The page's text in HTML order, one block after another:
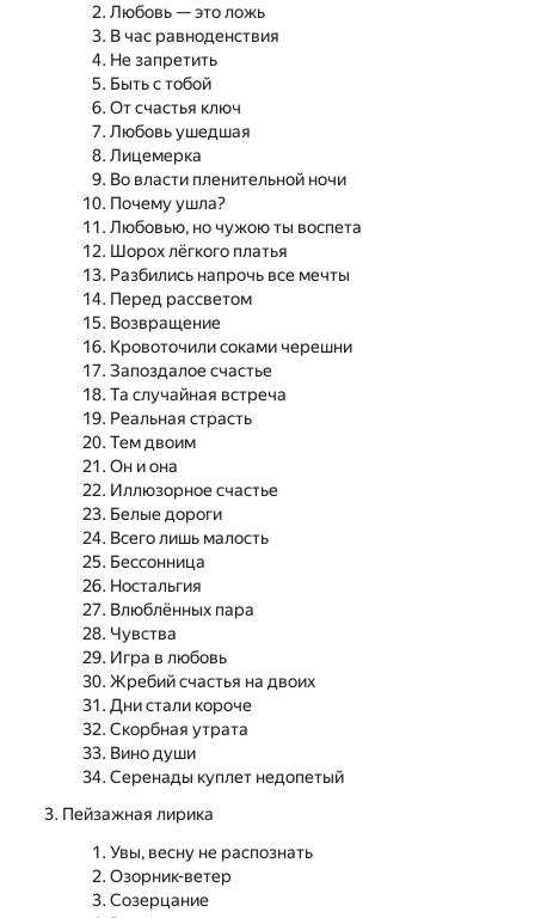
Любовь — это ложь
В час равноденствия
Не запретить
Быть с тобой
От счастья ключ
Любовь ушедшая
Лицемерка
Во власти пленительной ночи
Почему ушла?
Любовью, но чужою ты воспета
Шорох лёгкого платья
Разбились напрочь все мечты
Перед рассветом
Возвращение
Кровоточили соками черешни
Запоздалое счастье
Та случайная встреча
Реальная страсть
Тем двоим
Он и она
Иллюзорное счастье
Белые дороги
Всего лишь малость
Бессонница
Ностальгия
Влюблённых пара
Чувства
Игра в любовь
Жребий счастья на двоих
Дни стали короче
Скорбная утрата
Вино души
Серенады куплет недопетый
Пейзажная лирика
Увы, весну не распознать
Озорник-ветер
Созерцание